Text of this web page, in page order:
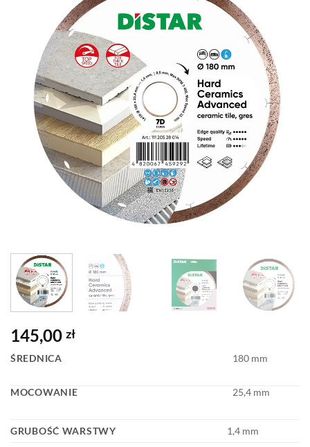
145,00 zł
ŚREDNICA 180 mm
MOCOWANIE 25,4 mm
GRUBOŚĆ WARSTWY
1,4 mm